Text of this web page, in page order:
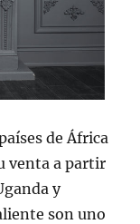
de África
venta a partir
y
son uno